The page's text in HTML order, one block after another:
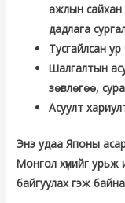
ажлын сайхан
дадлага
Тусгайлсан
Шалгалтын
зѳвлѳгѳѳ,
Асуулт
Энэ удаа Японы
Монгол хүнийг урьж
байгуулах гэж